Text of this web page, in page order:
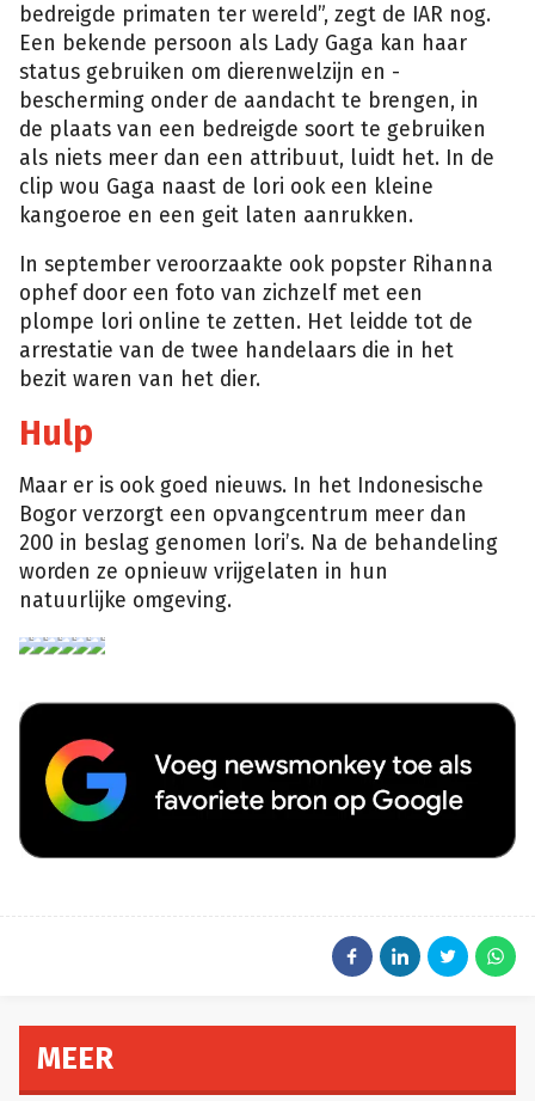
bedreigde primaten ter wereld”, zegt de IAR nog.
Een bekende persoon als Lady Gaga kan haar
status gebruiken om dierenwelzijn en -
bescherming onder de aandacht te brengen, in
de plaats van een bedreigde soort te gebruiken
als niets meer dan een attribuut, luidt het. In de
clip wou Gaga naast de lori ook een kleine
kangoeroe en een geit laten aanrukken.
In september veroorzaakte ook popster Rihanna
ophef door een foto van zichzelf met een
plompe lori online te zetten. Het leidde tot de
arrestatie van de twee handelaars die in het
bezit waren van het dier.
Hulp
Maar er is ook goed nieuws. In het Indonesische
Bogor verzorgt een opvangcentrum meer dan
200 in beslag genomen lori’s. Na de behandeling
worden ze opnieuw vrijgelaten in hun
natuurlijke omgeving.
gettygettygetty
gettygettygetty
MEER